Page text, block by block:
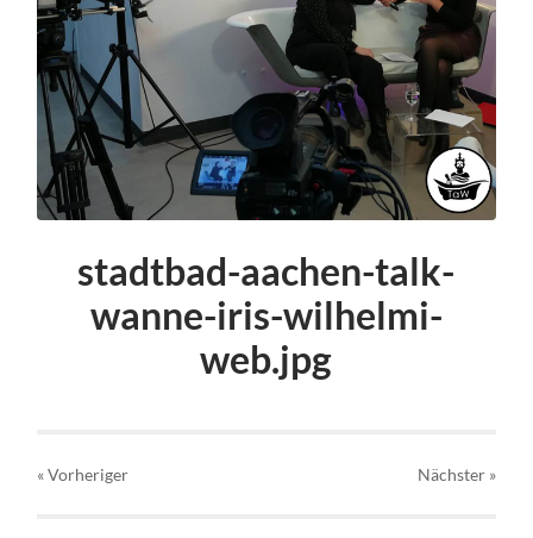
stadtbad-aachen-talk-
wanne-iris-wilhelmi-
web.jpg
« Vorheriger Nächster »